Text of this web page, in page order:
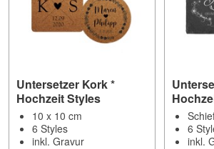
Untersetzer Kork *
Hochzeit Styles
10 x 10 cm
6 Styles
inkl. Gravur
6
inkl.